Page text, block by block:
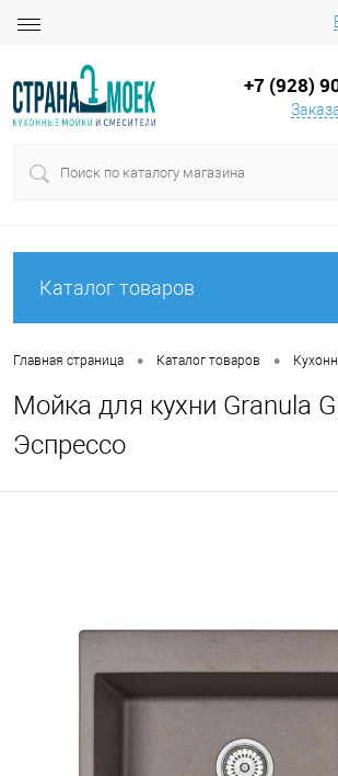
+7 (928)
Каталог товаров
Главная страница • Каталог товаров •
Мойка для кухни Granula
Эспрессо